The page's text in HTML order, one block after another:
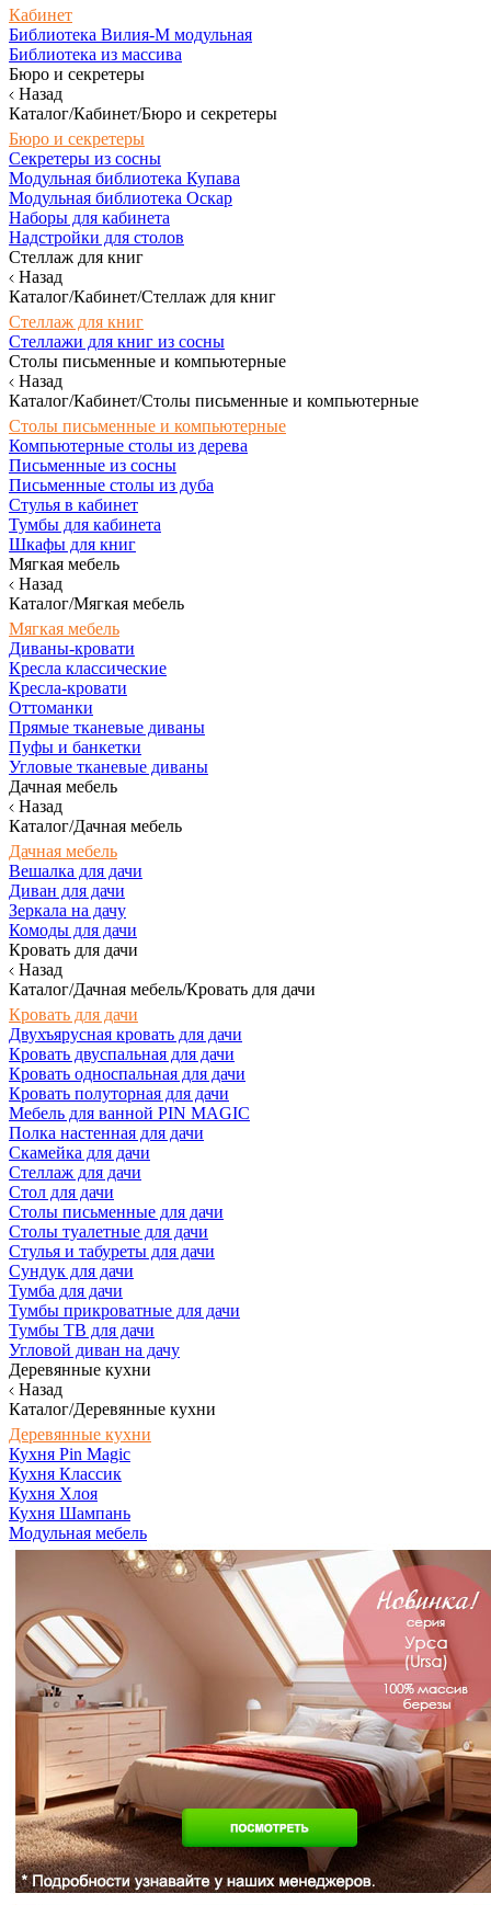
Кабинет
Библиотека Вилия-М модульная
Библиотека из массива
Бюро и секретеры
Назад
Каталог/Кабинет/Бюро и секретеры
Бюро и секретеры
Секретеры из сосны
Модульная библиотека Купава
Модульная библиотека Оскар
Наборы для кабинета
Надстройки для столов
Стеллаж для книг
Назад
Каталог/Кабинет/Стеллаж для книг
Стеллаж для книг
Стеллажи для книг из сосны
Столы письменные и компьютерные
Назад
Каталог/Кабинет/Столы письменные и компьютерные
Столы письменные и компьютерные
Компьютерные столы из дерева
Письменные из сосны
Письменные столы из дуба
Стулья в кабинет
Тумбы для кабинета
Шкафы для книг
Мягкая мебель
Назад
Каталог/Мягкая мебель
Мягкая мебель
Диваны-кровати
Кресла классические
Кресла-кровати
Оттоманки
Прямые тканевые диваны
Пуфы и банкетки
Угловые тканевые диваны
Дачная мебель
Назад
Каталог/Дачная мебель
Дачная мебель
Вешалка для дачи
Диван для дачи
Зеркала на дачу
Комоды для дачи
Кровать для дачи
Назад
Каталог/Дачная мебель/Кровать для дачи
Кровать для дачи
Двухъярусная кровать для дачи
Кровать двуспальная для дачи
Кровать односпальная для дачи
Кровать полуторная для дачи
Мебель для ванной PIN MAGIC
Полка настенная для дачи
Скамейка для дачи
Стеллаж для дачи
Стол для дачи
Столы письменные для дачи
Столы туалетные для дачи
Стулья и табуреты для дачи
Сундук для дачи
Тумба для дачи
Тумбы прикроватные для дачи
Тумбы ТВ для дачи
Угловой диван на дачу
Деревянные кухни
Назад
Каталог/Деревянные кухни
Деревянные кухни
Кухня Pin Magic
Кухня Классик
Кухня Хлоя
Кухня Шампань
Модульная мебель